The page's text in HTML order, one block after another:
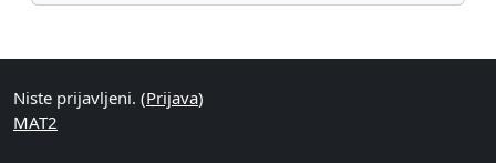
Dodatni blokovi
Niste prijavljeni. (Prijava)
МАТ2